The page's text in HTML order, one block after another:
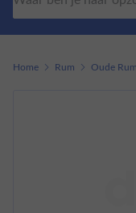
Home Rum Oude Rum